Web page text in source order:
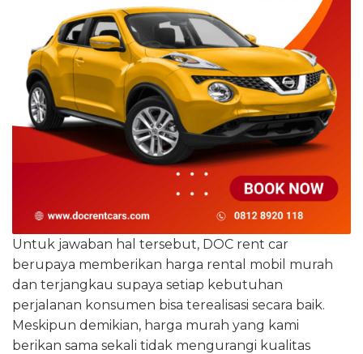
Untuk jawaban hal tersebut, DOC rent car
berupaya memberikan harga rental mobil murah
dan terjangkau supaya setiap kebutuhan
perjalanan konsumen bisa terealisasi secara baik.
Meskipun demikian, harga murah yang kami
berikan sama sekali tidak mengurangi kualitas